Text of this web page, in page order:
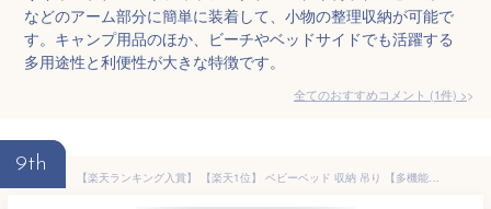
などのアーム部分に簡単に装着して、小物の整理収納が可能で
す。キャンプ用品のほか、ビーチやベッドサイドでも活躍する
多用途性と利便性が大きな特徴です。
全てのおすすめコメント (1件) >
9th
【楽天ランキング入賞】 【楽天1位】 ベビーベッド 収納 吊り 【多機能タイプ 8ポケット 全3柄】 ポケット おむつ 折りたたみ オーガナイザー ハンギング サイドポーチ ウォールポケット